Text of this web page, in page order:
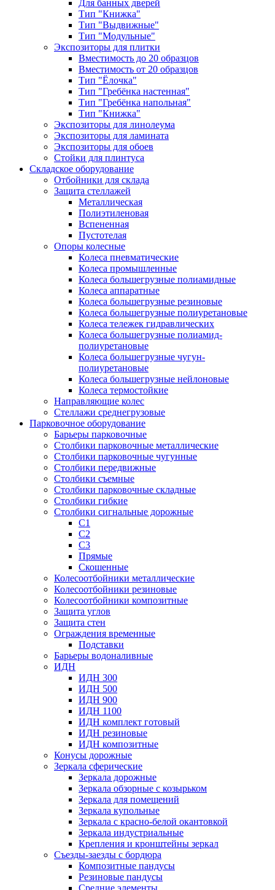
Для банных дверей
Тип "Книжка"
Тип "Выдвижные"
Тип "Модульные"
Экспозиторы для плитки
Вместимость до 20 образцов
Вместимость от 20 образцов
Тип "Ёлочка"
Тип "Гребёнка настенная"
Тип "Гребёнка напольная"
Тип "Книжка"
Экспозиторы для линолеума
Экспозиторы для ламината
Экспозиторы для обоев
Стойки для плинтуса
Складское оборудование
Отбойники для склада
Защита стеллажей
Металлическая
Полиэтиленовая
Вспененная
Пустотелая
Опоры колесные
Колеса пневматические
Колеса промышленные
Колеса большегрузные полиамидные
Колеса аппаратные
Колеса большегрузные резиновые
Колеса большегрузные полиуретановые
Колеса тележек гидравлических
Колеса большегрузные полиамид-
полиуретановые
Колеса большегрузные чугун-
полиуретановые
Колеса большегрузные нейлоновые
Колеса термостойкие
Направляющие колес
Стеллажи среднегрузовые
Парковочное оборудование
Барьеры парковочные
Столбики парковочные металлические
Столбики парковочные чугунные
Столбики передвижные
Столбики съемные
Столбики парковочные складные
Столбики гибкие
Столбики сигнальные дорожные
С1
С2
С3
Прямые
Скошенные
Колесоотбойники металлические
Колесоотбойники резиновые
Колесоотбойники композитные
Защита углов
Защита стен
Ограждения временные
Подставки
Барьеры водоналивные
ИДН
ИДН 300
ИДН 500
ИДН 900
ИДН 1100
ИДН комплект готовый
ИДН резиновые
ИДН композитные
Конусы дорожные
Зеркала сферические
Зеркала дорожные
Зеркала обзорные с козырьком
Зеркала для помещений
Зеркала купольные
Зеркала с красно-белой окантовкой
Зеркала индустриальные
Крепления и кронштейны зеркал
Съезды-заезды с бордюра
Композитные пандусы
Резиновые пандусы
Средние элементы